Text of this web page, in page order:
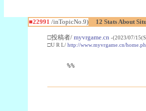
■22991 /inTopicNo.9) 12 Stats About
□投稿者/ myvrgame.cn -(2023/07/
□U R L/ http://www.myvrgame.cn/
%%